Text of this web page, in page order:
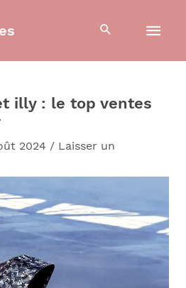
illy : le top ventes
2024 / Laisser un